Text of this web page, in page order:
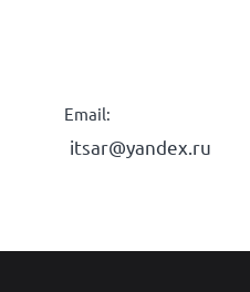
Email:
itsar@yandex.ru